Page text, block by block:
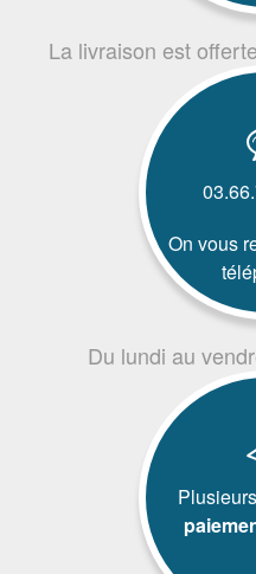
La livraison est
On vous
Du lundi au